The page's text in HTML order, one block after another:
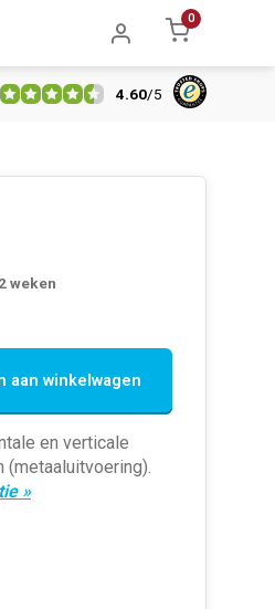
0
Vertrouwd online sinds
4.60/5
weken
aan winkelwagen
en verticale
(metaaluitvoering).
»